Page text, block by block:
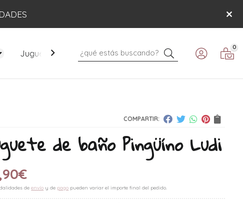
Juguetes Mobiliario Paseo Verano
Buscar 0
COMPARTIR:
de baño Pingüíno Ludi
€
deenvío y de pago pueden variar el importe final del pedido.